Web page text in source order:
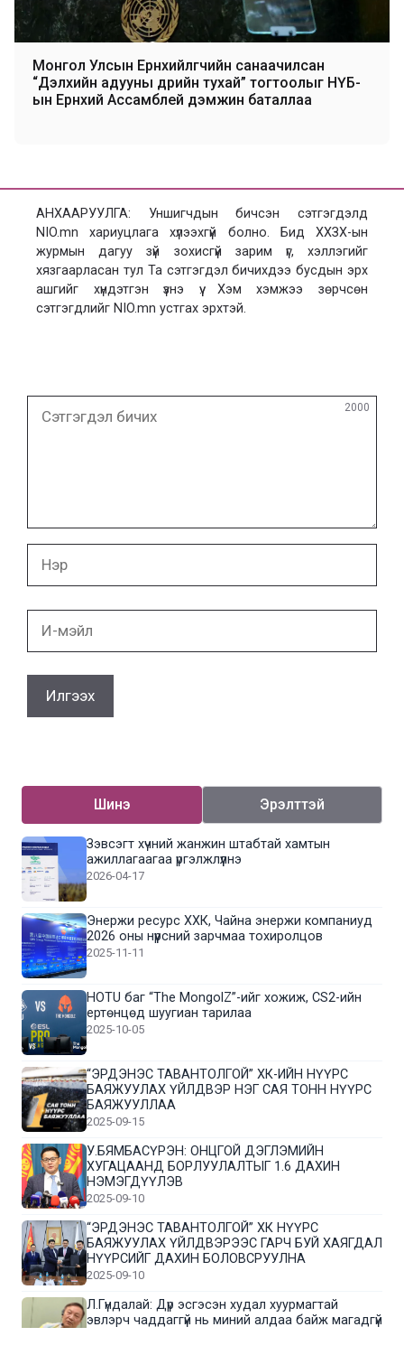
Монгол Улсын Ерөнхийлөгчийн санаачилсан
“Дэлхийн адууны өдрийн тухай” тогтоолыг НҮБ-
ын Ерөнхий Ассамблей дэмжин баталлаа
АНХААРУУЛГА: Уншигчдын бичсэн сэтгэгдэлд
NIO.mn хариуцлага хүлээхгүй болно. Бид ХХЗХ-ын
журмын дагуу зүй зохисгүй зарим үг, хэллэгийг
хязгаарласан тул Та сэтгэгдэл бичихдээ бусдын эрх
ашгийг хүндэтгэн үзнэ үү. Хэм хэмжээ зөрчсөн
сэтгэгдлийг NIO.mn устгах эрхтэй.
2000
мэйл
Шинэ Эрэлттэй
Зэвсэгт хүчний жанжин штабтай хамтын
ажиллагаагаа үргэлжлүүлнэ
2026-04-17
Энержи ресурс ХХК, Чайна энержи компаниуд
2026 оны нүүрсний зарчмаа тохиролцов
2025-11-11
HOTU баг “The MongolZ”-ийг хожиж, CS2-ийн
ертөнцөд шуугиан тарилаа
2025-10-05
“ЭРДЭНЭС ТАВАНТОЛГОЙ” ХК-ИЙН НҮҮРС
БАЯЖУУЛАХ ҮЙЛДВЭР НЭГ САЯ ТОНН НҮҮРС
БАЯЖУУЛЛАА
2025-09-15
У.БЯМБАСҮРЭН: ОНЦГОЙ ДЭГЛЭМИЙН
ХУГАЦААНД БОРЛУУЛАЛТЫГ 1.6 ДАХИН
НЭМЭГДҮҮЛЭВ
2025-09-10
“ЭРДЭНЭС ТАВАНТОЛГОЙ” ХК НҮҮРС
БАЯЖУУЛАХ ҮЙЛДВЭРЭЭС ГАРЧ БУЙ ХАЯГДАЛ
НҮҮРСИЙГ ДАХИН БОЛОВСРУУЛНА
2025-09-10
Л.Гүндалай: Дүр эсгэсэн худал хуурмагтай
эвлэрч чаддаггүй нь миний алдаа байж магадгүй